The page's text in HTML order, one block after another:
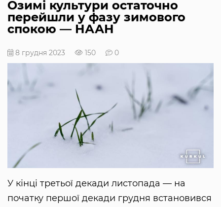
Озимі культури остаточно
перейшли у фазу зимового
спокою — НААН
8 грудня 2023 150 0
У кінці третьої декади листопада — на
початку першої декади грудня встановився